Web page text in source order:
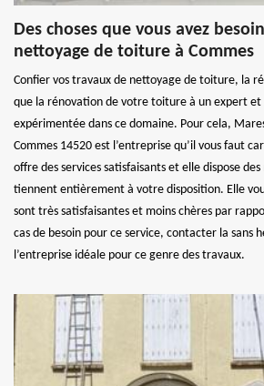
Des choses que vous avez
nettoyage de toiture à Commes
Confier vos travaux de nettoyage de toiture, la
que la rénovation de votre toiture à un expert
expérimentée dans ce domaine. Pour cela,
Commes 14520 est l’entreprise qu’il vous faut
offre des services satisfaisants et elle dispose
tiennent entièrement à votre disposition. Elle
sont très satisfaisantes et moins chères par
cas de besoin pour ce service, contacter la sans
l’entreprise idéale pour ce genre des travaux.